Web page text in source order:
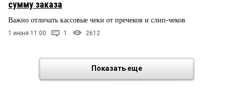
сумму заказа
Важно отличать кассовые чеки от пречеков и слип-чеков
1 июня 11:00 1 2612
Показать еще